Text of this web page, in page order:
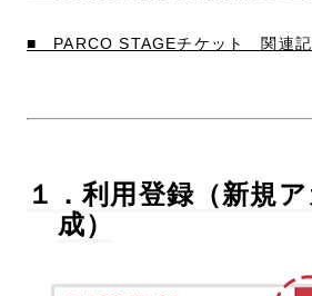
■ PARCO STAGEチケット 関連
１．利用登録（新規
成）